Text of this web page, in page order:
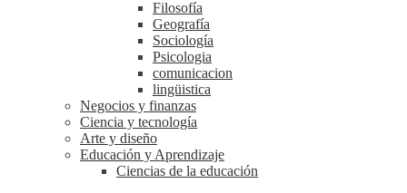
Filosofía
Geografía
Sociología
Psicologia
comunicacion
lingüistica
Negocios y finanzas
Ciencia y tecnología
Arte y diseño
Educación y Aprendizaje
Ciencias de la educación